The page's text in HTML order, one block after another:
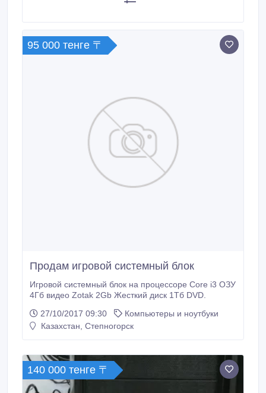
95 000 тенге 〒
Продам игровой системный блок
Игровой системный блок на процессоре Core i3 ОЗУ
4Гб видео Zotak 2Gb Жесткий диск 1Тб DVD.
27/10/2017 09:30
Компьютеры и ноутбуки
Казахстан, Степногорск
140 000 тенге 〒